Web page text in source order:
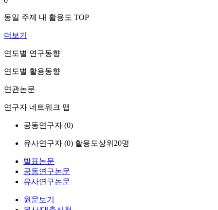
동일 주제 내 활용도 TOP
더보기
연도별 연구동향
연도별 활용동향
연관논문
연구자 네트워크 맵
공동연구자 (0)
유사연구자 (0) 활용도상위20명
발표논문
공동연구논문
유사연구논문
원문보기